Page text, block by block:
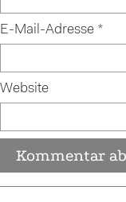
E-Mail-Adresse *
Website